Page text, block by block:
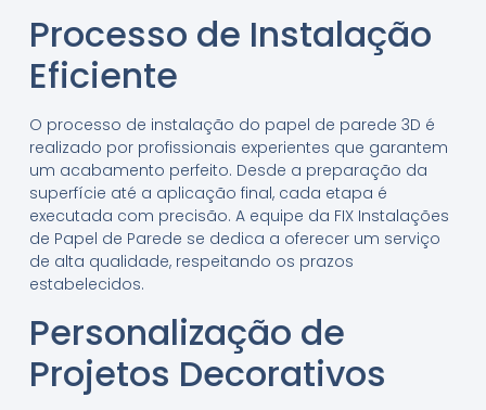
Processo de Instalação
Eficiente
O processo de instalação do papel de parede 3D é
realizado por profissionais experientes que garantem
um acabamento perfeito. Desde a preparação da
superfície até a aplicação final, cada etapa é
executada com precisão. A equipe da FIX Instalações
de Papel de Parede se dedica a oferecer um serviço
de alta qualidade, respeitando os prazos
estabelecidos.
Personalização de
Projetos Decorativos